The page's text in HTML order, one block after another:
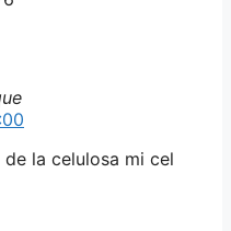
la celulosa mi cel